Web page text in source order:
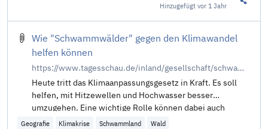
Hinzugefügtvor 1 Jahr
Wie "Schwammwälder" gegen den Klimawandel
helfen können
https://www.tagesschau.de/inland/gesellschaft/schwammwaelder-100.html
Heute tritt das Klimaanpassungsgesetz in Kraft. Es soll
helfen, mit Hitzewellen und Hochwasser besser
umzugehen. Eine wichtige Rolle können dabei auch
Schwammwälder übernehmen - wie im Arnsberger Wald
Geografie Klimakrise Schwammland Wald